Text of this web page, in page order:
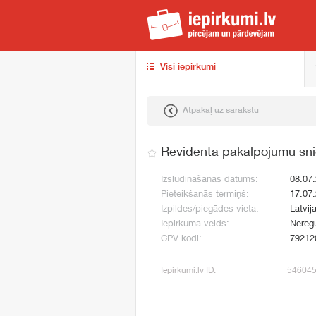
Visi iepirkumi
Atpakaļ uz sarakstu
Revidenta pakalpojumu
Izsludināšanas datums:
Pieteikšanās termiņš:
Izpildes/piegādes vieta:
Iepirkuma veids:
CPV kodi:
Iepirkumi.lv ID: